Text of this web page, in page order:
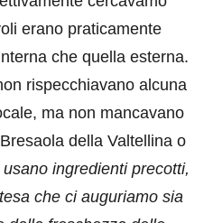
erano praticamente
che quella esterna.
rispecchiavano alcuna
ma non mancavano
della Valtellina o
ingredienti precotti,
che ci auguriamo sia